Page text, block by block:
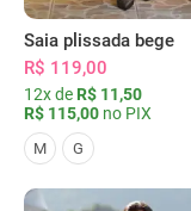
Saia plissada bege
R$ 119,00
12x de R$ 11,50
R$ 115,00 no PIX
M G